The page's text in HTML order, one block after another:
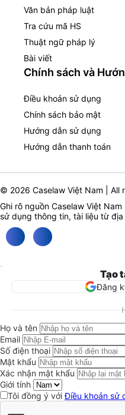
Văn bản pháp luật
Tra cứu mã HS
Thuật ngữ pháp lý
Bài viết
Chính sách và
Điều khoản sử dụng
Chính sách bảo mật
Hướng dẫn sử dụng
Hướng dẫn thanh toán
© 2026 Caselaw Việt Nam | All
Ghi rõ nguồn Caselaw Việt Nam
sử dụng thông tin, tài liệu từ địa
Tạo
Đăng
Họ và tên
Email
Số điện thoại
Mật khẩu
Xác nhận mật khẩu
Giới tính
Tôi đồng ý vớiĐiều khoản sử